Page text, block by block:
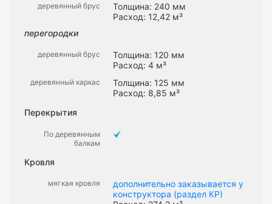
деревянный брус
Толщина: 240 мм
Расход: 12,42 м³
перегородки
деревянный брус
Толщина: 120 мм
Расход: 4 м³
деревянный каркас
Толщина: 125 мм
Расход: 8,85 м³
Перекрытия
По деревянным
балкам
Кровля
мягкая кровля
дополнительно заказывается у
конструктора (раздел КР)